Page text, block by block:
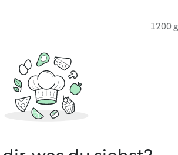
1200 g